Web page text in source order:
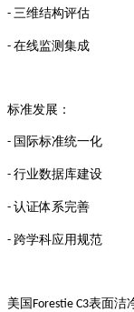
- 三维结构评估
- 在线监测集成
标准发展：
- 国际标准统一化
- 行业数据库建设
- 认证体系完善
- 跨学科应用规范
美国 Forestie C3表面洁